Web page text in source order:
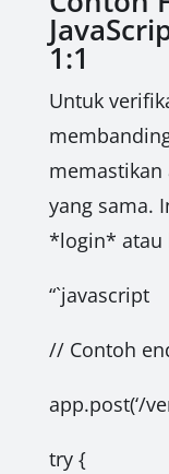
1:1
Untuk
memastikan
yang sama.
*login* atau
“`javascript
// Contoh
app.post(‘/
try {